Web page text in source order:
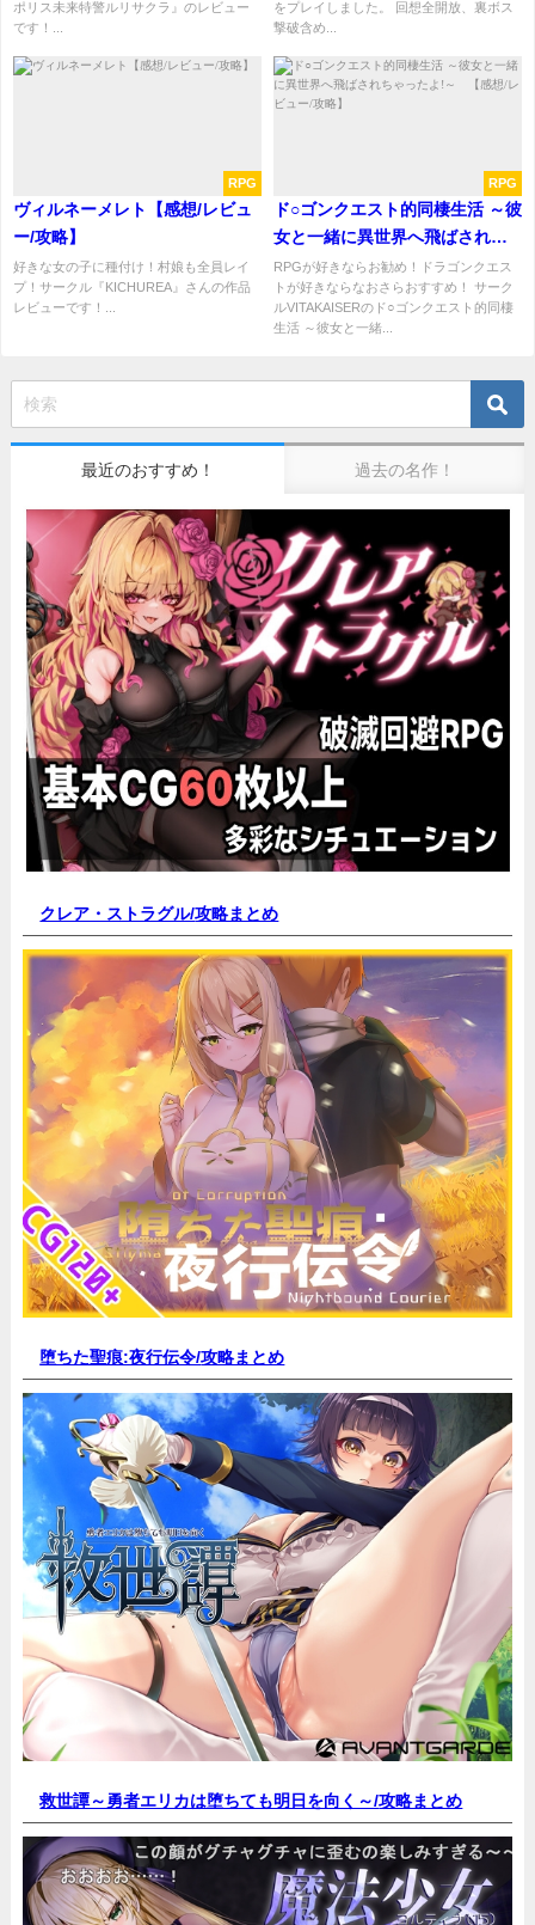
ポリス未来特警ルリサクラ』のレビュー
です！...
をプレイしました。 回想全開放、裏ボス
撃破含め...
RPG
ヴィルネーメレト【感想/レビュ
ー/攻略】
好きな女の子に種付け！村娘も全員レイ
プ！サークル『KICHUREA』さんの作品
レビューです！...
RPG
ド○ゴンクエスト的同棲生活 ～彼
女と一緒に異世界へ飛ばされち
ゃったよ!～ 【感想/レビュー/
攻略】
RPGが好きならお勧め！ドラゴンクエス
トが好きならなおさらおすすめ！ サーク
ルVITAKAISERのド○ゴンクエスト的同棲
生活 ～彼女と一緒...
最近のおすすめ！ 過去の名作！
クレア・ストラグル/攻略まとめ
堕ちた聖痕:夜行伝令/攻略まとめ
救世譚～勇者エリカは堕ちても明日を向く～/攻略まとめ